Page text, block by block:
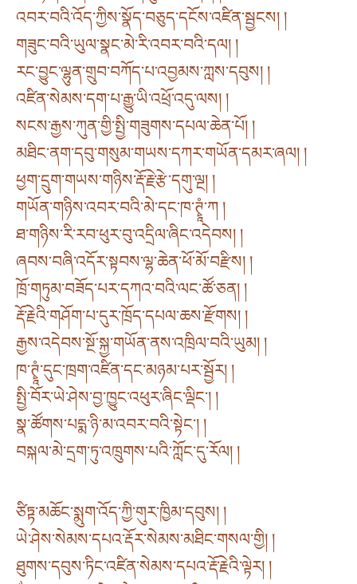
འབར་བའི་འོད་ཀྱིས་སྣོད་བཅུད་དངོས་འཛིན་སྦྱངས། །
གཟུང་བའི་ཡུལ་སྣང་མེ་རི་འབར་བའི་དལ། །
རང་བྱུང་ལྷུན་གྲུབ་བཀོད་པ་འབྱམས་ཀླས་དབུས། །
འཛིན་སེམས་དག་པ་རྒྱུ་ཡི་འཕྲོ་འདུ་ལས། །
སངས་རྒྱས་ཀུན་གྱི་སྤྱི་གཟུགས་དཔལ་ཆེན་པོ། །
མཐིང་ནག་དབུ་གསུམ་གཡས་དཀར་གཡོན་དམར་ཞལ། །
ཕྱག་དྲུག་གཡས་གཉིས་རྡོ་རྗེ་རྩེ་དགུ་ལྔ། །
གཡོན་གཉིས་འབར་བའི་མེ་དང་ཁ་ཊྭཱཾ་ཀ །
ཐ་གཉིས་རི་རབ་ཕུར་བུ་འདྲིལ་ཞིང་འདེབས། །
ཞབས་བཞི་འདོར་སྟབས་ལྷ་ཆེན་ཕོ་མོ་བརྫིས། །
ཁྲོ་གཏུམ་བཟོད་པར་དཀའ་བའི་ལང་ཚོ་ཅན། །
རྡོ་རྗེའི་གཤོག་པ་དུར་ཁྲོད་དཔལ་ཆས་རྫོགས། །
རྒྱས་འདེབས་སྔོ་སྐྱ་གཡོན་ནས་འཁྲིལ་བའི་ཡུམ། །
ཁ་ཊྭཱཾ་དུང་ཁྲག་འཛིན་དང་མཉམ་པར་སྦྱོར། །
སྤྱི་བོར་ཡེ་ཤེས་བྱ་ཁྱུང་འཕུར་ཞིང་ལྡིང༌། །
སྣ་ཚོགས་པདྨ་ཉི་མ་འབར་བའི་སྟེང༌། །
བསྐལ་མེ་དྲག་ཏུ་འཁྲུགས་པའི་ཀློང་དུ་རོལ། །
ཙིཏྟ་མཆོང་སྨུག་འོད་ཀྱི་གུར་ཁྱིམ་དབུས། །
ཡེ་ཤེས་སེམས་དཔའ་རྡོར་སེམས་མཐིང་གསལ་གྱི། །
ཐུགས་དབུས་ཏིང་འཛིན་སེམས་དཔའ་རྡོ་རྗེའི་ལྟེར། །